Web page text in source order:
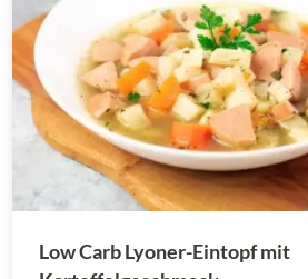
Low Carb Lyoner-Eintopf mit